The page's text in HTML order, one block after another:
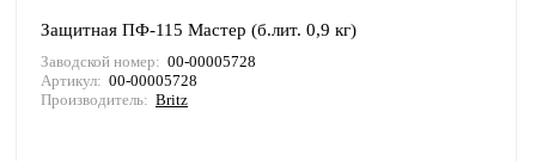
Защитная ПФ-115 Мастер (б.лит. 0,9 кг)
Заводской номер: 00-00005728
Артикул: 00-00005728
Производитель: Britz